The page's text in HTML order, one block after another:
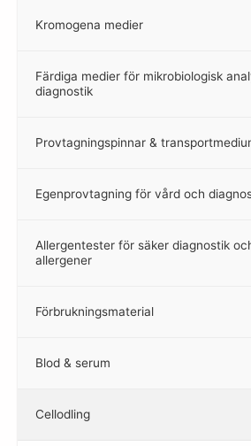
Kromogena medier
–
Färdiga medier för mikrobiologisk
diagnostik
Provtagningspinnar &
–
Egenprovtagning för vård och
–
Allergentester för säker diagnostik
allergener
–
Förbrukningsmaterial
Blod & serum
Cellodling
–